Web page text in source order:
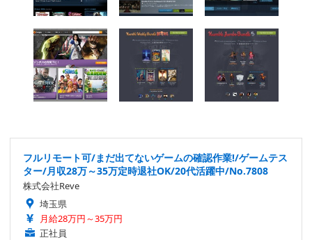
フルリモート可/まだ出てないゲームの確認作業!/ゲームテス
ター/月収28万～35万定時退社OK/20代活躍中/No.7808
株式会社Reve
埼玉県
月給28万円～35万円
正社員